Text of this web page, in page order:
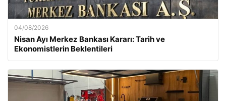
04/08/2026
Nisan Ayı Merkez Bankası Kararı: Tarih ve
Ekonomistlerin Beklentileri